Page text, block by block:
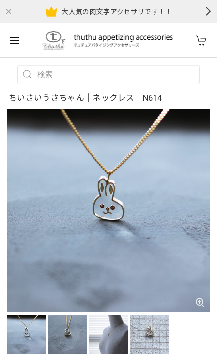
大人気の肉文字アクセサリです！！
ちいさいうさちゃん｜ネックレス｜N614